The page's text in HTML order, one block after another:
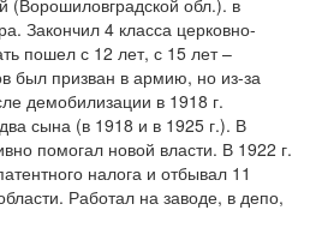
(Ворошиловградской обл.). в
Закончил 4 класса церковно-
пошел с 12 лет, с 15 лет –
был призван в армию, но из-за
демобилизации в 1918 г.
сына (в 1918 и в 1925 г.). В
помогал новой власти. В 1922 г.
налога и отбывал 11
Работал на заводе, в депо,